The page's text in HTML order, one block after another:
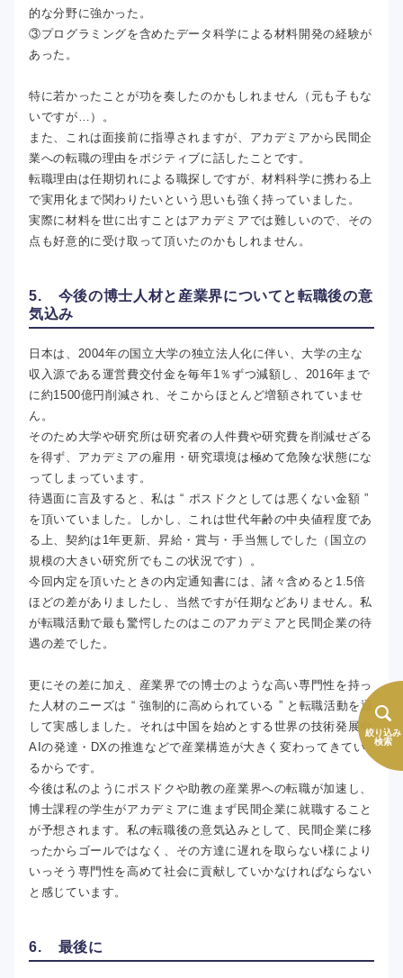
絞り込み
検索
的な分野に強かった。
③プログラミングを含めたデータ科学による材料開発の経験が
あった。
特に若かったことが功を奏したのかもしれません（元も子もな
いですが…）。
また、これは面接前に指導されますが、アカデミアから民間企
業への転職の理由をポジティブに話したことです。
転職理由は任期切れによる職探しですが、材料科学に携わる上
で実用化まで関わりたいという思いも強く持っていました。
実際に材料を世に出すことはアカデミアでは難しいので、その
点も好意的に受け取って頂いたのかもしれません。
5. 今後の博士人材と産業界についてと転職後の意
気込み
日本は、2004年の国立大学の独立法人化に伴い、大学の主な
収入源である運営費交付金を毎年1％ずつ減額し、2016年まで
に約1500億円削減され、そこからほとんど増額されていませ
ん。
そのため大学や研究所は研究者の人件費や研究費を削減せざる
を得ず、アカデミアの雇用・研究環境は極めて危険な状態にな
ってしまっています。
待遇面に言及すると、私は “ ポスドクとしては悪くない金額 ”
を頂いていました。しかし、これは世代年齢の中央値程度であ
る上、契約は1年更新、昇給・賞与・手当無しでした（国立の
規模の大きい研究所でもこの状況です）。
今回内定を頂いたときの内定通知書には、諸々含めると1.5倍
ほどの差がありましたし、当然ですが任期などありません。私
が転職活動で最も驚愕したのはこのアカデミアと民間企業の待
遇の差でした。
更にその差に加え、産業界での博士のような高い専門性を持っ
た人材のニーズは “ 強制的に高められている ” と転職活動を通
して実感しました。それは中国を始めとする世界の技術発展や
AIの発達・DXの推進などで産業構造が大きく変わってきてい
るからです。
今後は私のようにポスドクや助教の産業界への転職が加速し、
博士課程の学生がアカデミアに進まず民間企業に就職すること
が予想されます。私の転職後の意気込みとして、民間企業に移
ったからゴールではなく、その方達に遅れを取らない様により
いっそう専門性を高めて社会に貢献していかなければならない
と感じています。
6. 最後に